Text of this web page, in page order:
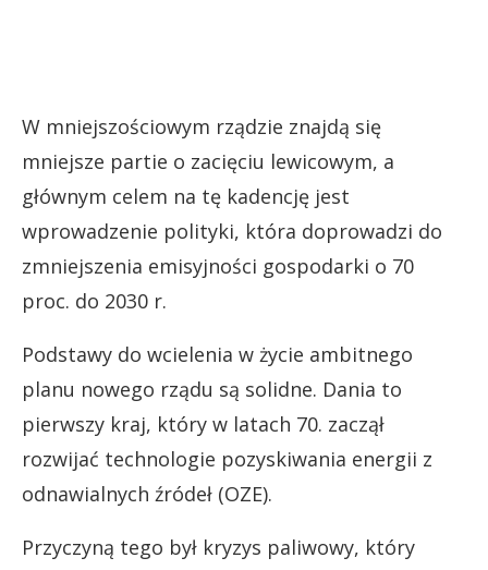
W mniejszościowym rządzie znajdą się
mniejsze partie o zacięciu lewicowym, a
głównym celem na tę kadencję jest
wprowadzenie polityki, która doprowadzi do
zmniejszenia emisyjności gospodarki o 70
proc. do 2030 r.
Podstawy do wcielenia w życie ambitnego
planu nowego rządu są solidne. Dania to
pierwszy kraj, który w latach 70. zaczął
rozwijać technologie pozyskiwania energii z
odnawialnych źródeł (OZE).
Przyczyną tego był kryzys paliwowy, który